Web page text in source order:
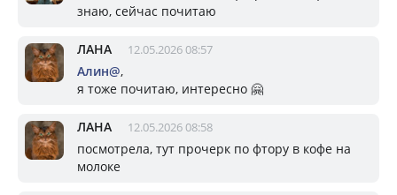
знаю, сейчас почитаю
ЛАНА 12.05.2026 08:57
Алин@,
я тоже почитаю, интересно 🤗
ЛАНА 12.05.2026 08:58
посмотрела, тут прочерк по фтору в кофе на
молоке